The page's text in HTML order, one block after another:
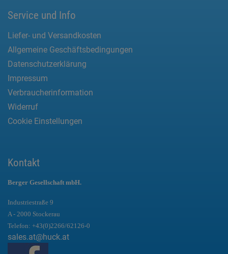
Service und Info
Liefer- und Versandkosten
Allgemeine Geschäftsbedingungen
Datenschutzerklärung
Impressum
Verbraucherinformation
Widerruf
Cookie Einstellungen
Kontakt
Berger Gesellschaft mbH.
Industriestraße 9
A - 2000 Stockerau
Telefon: +43(0)2266/62126-0
sales.at@huck.at